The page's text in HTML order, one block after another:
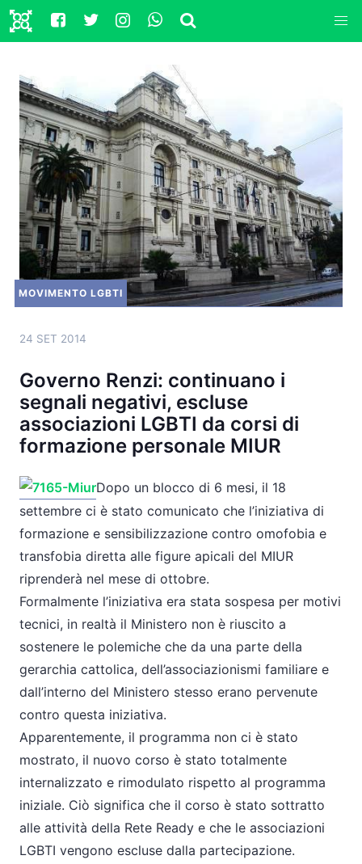
MOVIMENTO LGBTI
24 SET 2014
Governo Renzi: continuano i
segnali negativi, escluse
associazioni LGBTI da corsi di
formazione personale MIUR
Dopo un blocco di 6 mesi, il 18
settembre ci è stato comunicato che l’iniziativa di
formazione e sensibilizzazione contro omofobia e
transfobia diretta alle figure apicali del MIUR
riprenderà nel mese di ottobre.
Formalmente l’iniziativa era stata sospesa per motivi
tecnici, in realtà il Ministero non è riuscito a
sostenere le polemiche che da una parte della
gerarchia cattolica, dell’associazionismi familiare e
dall’interno del Ministero stesso erano pervenute
contro questa iniziativa.
Apparentemente, il programma non ci è stato
mostrato, il nuovo corso è stato totalmente
internalizzato e rimodulato rispetto al programma
iniziale. Ciò significa che il corso è stato sottratto
alle attività della Rete Ready e che le associazioni
LGBTI vengono escluse dalla partecipazione.